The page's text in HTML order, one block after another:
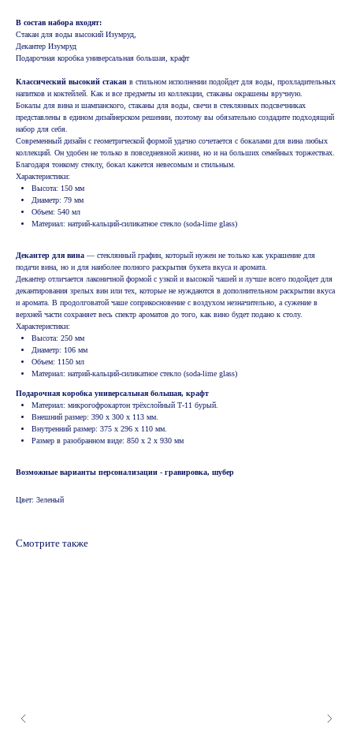
В состав набора входят:
Стакан для воды высокий Изумруд,
Декантер Изумруд
Подарочная коробка универсальная большая, крафт
Классический высокий стакан в стильном исполнении подойдет для воды, прохладительных
напитков и коктейлей. Как и все предметы из коллекции, стаканы окрашены вручную.
Бокалы для вина и шампанского, стаканы для воды, свечи в стеклянных подсвечниках
представлены в едином дизайнерском решении, поэтому вы обязательно создадите подходящий
набор для себя.
Современный дизайн с геометрической формой удачно сочетается с бокалами для вина любых
коллекций. Он удобен не только в повседневной жизни, но и на больших семейных торжествах.
Благодаря тонкому стеклу, бокал кажется невесомым и стильным.
Характеристики:
Высота: 150 мм
Диаметр: 79 мм
Объем: 540 мл
Материал: натрий-кальций-силикатное стекло (soda-lime glass)
Декантер для вина — стеклянный графин, который нужен не только как украшение для
подачи вина, но и для наиболее полного раскрытия букета вкуса и аромата.
Декантер отличается лаконичной формой с узкой и высокой чашей и лучше всего подойдет для
декантирования зрелых вин или тех, которые не нуждаются в дополнительном раскрытии вкуса
и аромата. В продолговатой чаше соприкосновение с воздухом незначительно, а сужение в
верхней части сохраняет весь спектр ароматов до того, как вино будет подано к столу.
Характеристики:
Высота: 250 мм
Диаметр: 106 мм
Объем: 1150 мл
Материал: натрий-кальций-силикатное стекло (soda-lime glass)
Подарочная коробка универсальная большая, крафт
Материал: микрогофрокартон трёхслойный Т-11 бурый.
Внешний размер: 390 х 300 х 113 мм.
Внутренний размер: 375 х 296 х 110 мм.
Размер в разобранном виде: 850 х 2 х 930 мм
Возможные варианты персонализации - гравировка, шубер
Цвет: 3еленый
Смотрите также
центр Ф1"